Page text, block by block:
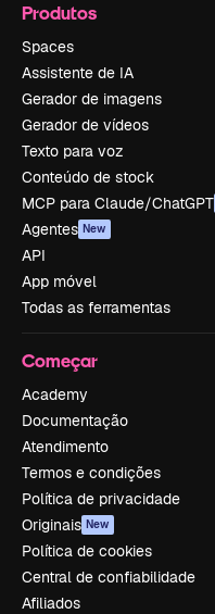
Produtos
Spaces
Assistente de IA
Gerador de imagens
Gerador de vídeos
Texto para voz
Conteúdo de stock
MCP para Claude/ChatGPT
Agentes New
API
App móvel
Todas as ferramentas
Começar
Academy
Documentação
Atendimento
Termos e condições
Política de privacidade
Originais New
Política de cookies
Central de confiabilidade
Afiliados